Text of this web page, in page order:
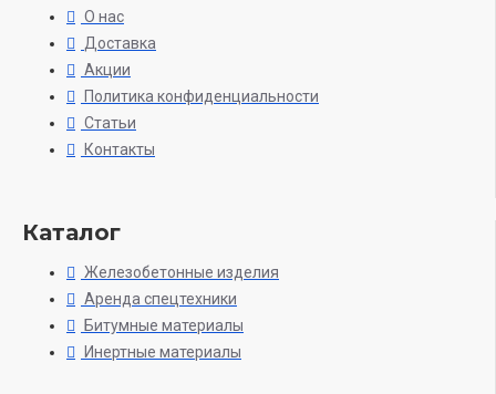
О нас
Доставка
Акции
Политика конфиденциальности
Статьи
Контакты
Каталог
Железобетонные изделия
Аренда спецтехники
Битумные материалы
Инертные материалы